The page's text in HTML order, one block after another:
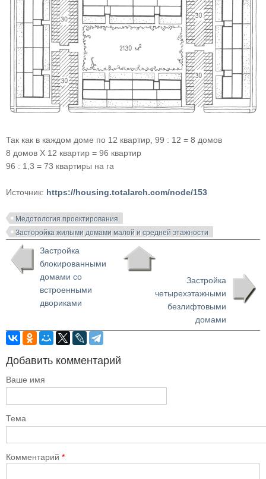
Так как в каждом доме по 12 квартир, 99 : 12 = 8 домов
8 домов X 12 квартир = 96 квартир
96 : 1,3 = 73 квартиры на га
Источник: https://housing.totalarch.com/node/153
Медотология проектирования
Засторойка жилыми домами малой и средней этажности
Застройка
блокированными
домами со
встроенными
двориками
Застройка
четырехэтажными
безлифтовыми
домами
Добавить комментарий
Ваше имя
Тема
Комментарий *